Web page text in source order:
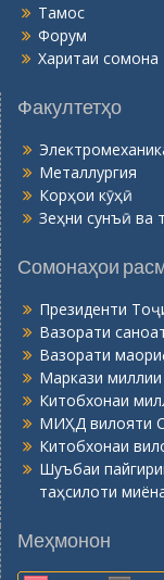
Тамос
Форум
Харитаи сомона
Факултетҳо
Металлургия
Корҳои кӯҳӣ
Зеҳни сунъӣ ва
Сомонаҳои
Президенти
Вазорати
Вазорати
Маркази
Китобхонаи
МИҲД вилояти
Китобхонаи
Шуъбаи
таҳсилоти
Меҳмонон